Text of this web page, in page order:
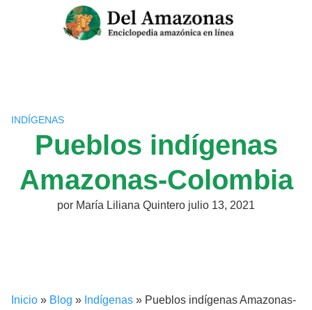
INDÍGENAS
Pueblos indígenas
Amazonas-Colombia
por María Liliana Quintero julio 13, 2021
Inicio » Blog » Indígenas » Pueblos indígenas Amazonas-